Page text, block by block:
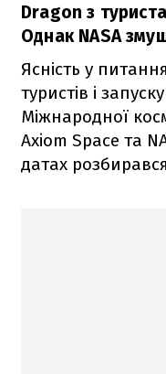
Dragon з
Однак NASA
Ясність у
туристів і
Міжнародної
Axiom Space та
датах